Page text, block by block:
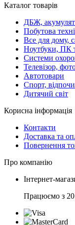
Каталог товарів
ДБЖ,
Побутова
Все для дому,
Ноутбуки, ПК
Системи
Телевізор,
Автотовари
Спорт,
Дитячий світ
Корисна інформація
Контакти
Доставка та
Повернення
Про компанію
Інтернет-
Працюємо з